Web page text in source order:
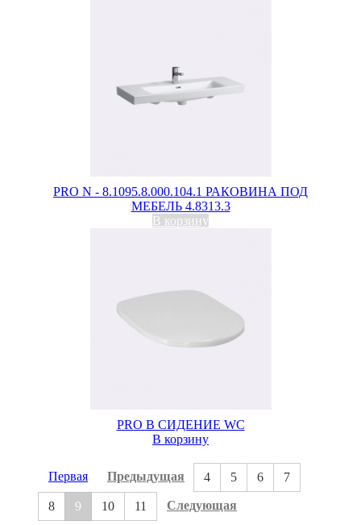
PRO N - 8.1095.8.000.104.1 РАКОВИНА ПОД
МЕБЕЛЬ 4.8313.3
В корзину
PRO B СИДЕНИЕ WC
В корзину
Первая Предыдущая 4 5 6 7
8 9 10 11
Следующая